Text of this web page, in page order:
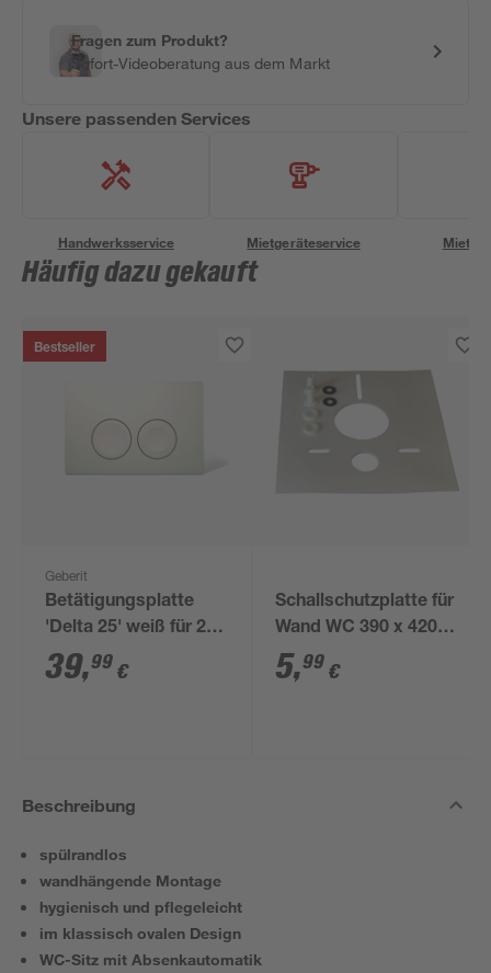
Fragen zum Produkt?
Sofort-Videoberatung aus dem Markt
Unsere passenden Services
Handwerksservice Mietgeräteservice
Häufig dazu gekauft
Bestseller
Geberit
Betätigungsplatte
'Delta 25' weiß für 2-
Mengen-Spülung
39,99 €
Schallschutzplatte für
Wand WC 390 x 420 x
5 mm
5,99 €
Beschreibung
spülrandlos
wandhängende Montage
hygienisch und pflegeleicht
im klassisch ovalen Design
WC-Sitz mit Absenkautomatik